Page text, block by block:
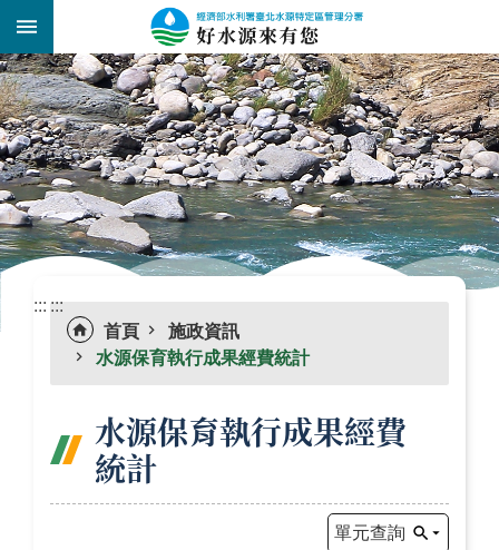
跳到主要內容區塊
::: _
::: :::
首頁
施政資訊
水源保育執行成果經費統計
水源保育執行成果經費
統計
單元查詢